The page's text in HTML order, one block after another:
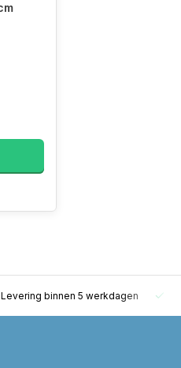
Levering binnen 5 werkdagen